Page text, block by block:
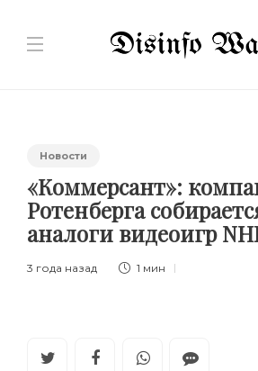
Новости
«Коммерсант»:
Ротенберга
аналоги видеоигр
3 года назад 1 мин